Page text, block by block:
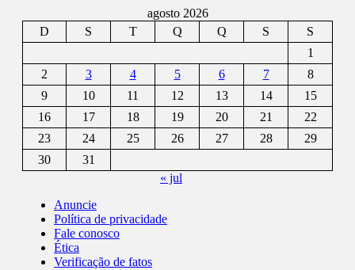
agosto 2026
D
S T Q Q S
S
1
2
3 4 5 6 7
8
9
10 11 12 13 14
15
16
17 18 19 20 21
22
23
24 25 26 27 28
29
30
31
« jul
Anuncie
Política de privacidade
Fale conosco
Ética
Verificação de fatos